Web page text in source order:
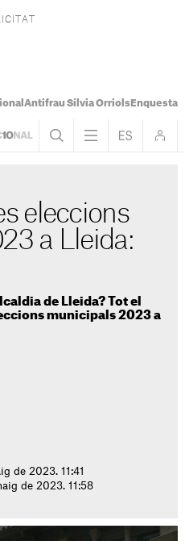
Antifrau Sílvia OrriolsEnquesta
eleccions
a Lleida:
de Lleida? Tot el
municipals 2023 a
de 2023. 11:41
de 2023. 11:58